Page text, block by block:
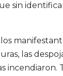
sin
las
incendiaron.